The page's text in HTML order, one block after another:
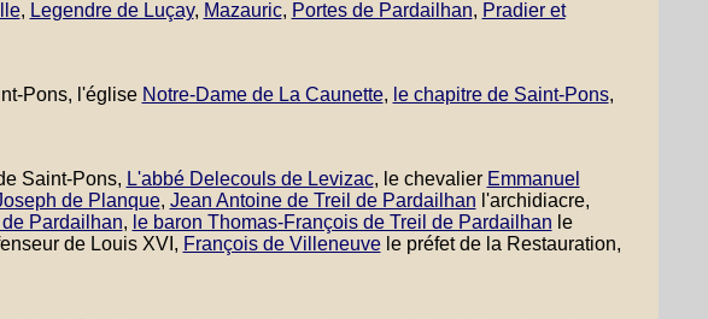
, Legendre de Luçay, Mazauric, Portes de Pardailhan, Pradier et
Pons, l'église Notre-Dame de La Caunette, le chapitre de Saint-Pons,
Saint-Pons, L'abbé Delecouls de Levizac, le chevalier Emmanuel
de Planque, Jean Antoine de Treil de Pardailhan l'archidiacre,
Pardailhan, le baron Thomas-François de Treil de Pardailhan le
de Louis XVI, François de Villeneuvele préfet de la Restauration,